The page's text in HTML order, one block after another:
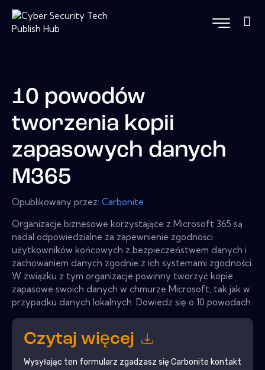
10 powodów
tworzenia kopii
zapasowych danych
M365
Opublikowany przez: Carbonite
Organizacje biznesowe korzystające z Microsoft 365 są
nadal odpowiedzialne za zapewnienie zgodności
użytkowników końcowych z bezpieczeństwem danych i
zachowaniem danych zgodnie z ich systemami zgodności.
W związku z tym organizacje powinny tworzyć kopie
zapasowe swoich danych w chmurze Microsoft, tak jak w
przypadku danych lokalnych. Dowiedz się o 10 powodach.
Czytaj więcej
Wysyłając ten formularz zgadzasz sięCarbonite kontakt